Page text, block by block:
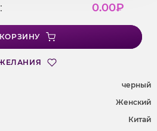
0.00₽
черный
Женский
Китай